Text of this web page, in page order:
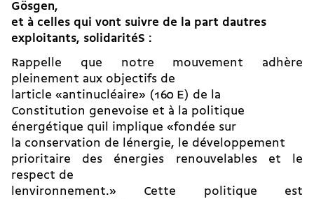
Gösgen,
et à celles qui vont suivre de la part dautres
exploitants, solidaritéS :
Rappelle que notre mouvement adhère
pleinement aux objectifs de
larticle «antinucléaire» (160 E) de la
Constitution genevoise et à la politique
énergétique quil implique «fondée sur
la conservation de lénergie, le développement
prioritaire des énergies renouvelables et le
respect de
lenvironnement.» Cette politique est